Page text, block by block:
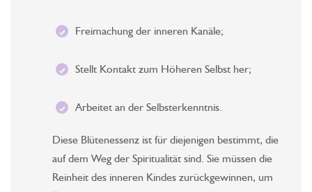
Freimachung der inneren Kanäle;
Stellt Kontakt zum Höheren Selbst her;
Arbeitet an der Selbsterkenntnis.
Diese Blütenessenz ist für diejenigen bestimmt, die
auf dem Weg der Spiritualität sind. Sie müssen die
Reinheit des inneren Kindes zurückgewinnen, um